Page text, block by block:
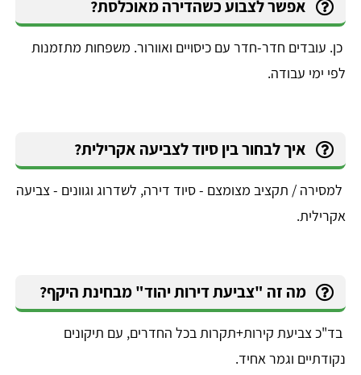
אפשר לצבוע כשהדירה מאוכלסת?
כן. עובדים חדר-חדר עם כיסויים ואוורור. משפחות מתזמנות
לפי ימי עבודה.
איך לבחור בין סיוד לצביעה אקרילית?
למסירה / תקציב מצומצם - סיוד דירה, לשדרוג וגוונים - צביעה
אקרילית.
מה זה "צביעת דירות יהוד" מבחינת היקף?
בד"כ צביעת קירות+תקרות בכל החדרים, עם תיקונים
נקודתיים וגמר אחיד.